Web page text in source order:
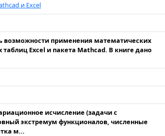
и Excel
возможности применения математических
Excel и пакета Mathcad. В книге дано
исчисление (задачи с
экстремум функционалов, численные
м...